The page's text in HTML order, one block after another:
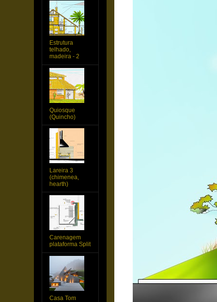
Estrutura
telhado,
madeira - 2
Quiosque
(Quincho)
Lareira 3
(chimenea,
hearth)
Carenagem
plataforma Split
Casa Tom